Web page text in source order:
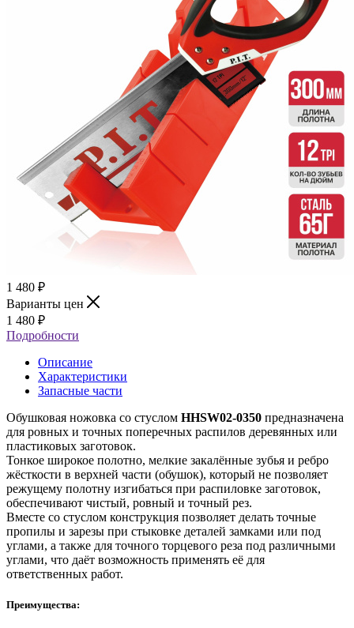
1 480 ₽
Варианты цен
1 480 ₽
Подробности
Описание
Характеристики
Запасные части
Обушковая ножовка со стуслом HHSW02-0350 предназначена
для ровных и точных поперечных распилов деревянных или
пластиковых заготовок.
Тонкое широкое полотно, мелкие закалённые зубья и ребро
жёсткости в верхней части (обушок), который не позволяет
режущему полотну изгибаться при распиловке заготовок,
обеспечивают чистый, ровный и точный рез.
Вместе со стуслом конструкция позволяет делать точные
пропилы и зарезы при стыковке деталей замками или под
углами, а также для точного торцевого реза под различными
углами, что даёт возможность применять её для
ответственных работ.
Преимущества: